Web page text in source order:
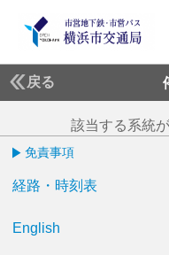
戻る
該当する系統
免責事項
経路・時刻表
English